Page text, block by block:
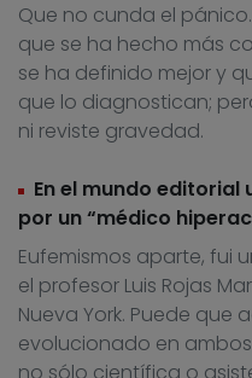
Que no cunda el
que se ha hecho más
se ha definido mejor y
que lo diagnostican;
ni reviste gravedad.
En el mundo
por un “médico
Eufemismos aparte, fui
el profesor Luis Rojas
Nueva York. Puede
evolucionado en